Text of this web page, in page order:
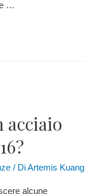
…
acciaio
/ DiArtemis Kuang
alcune